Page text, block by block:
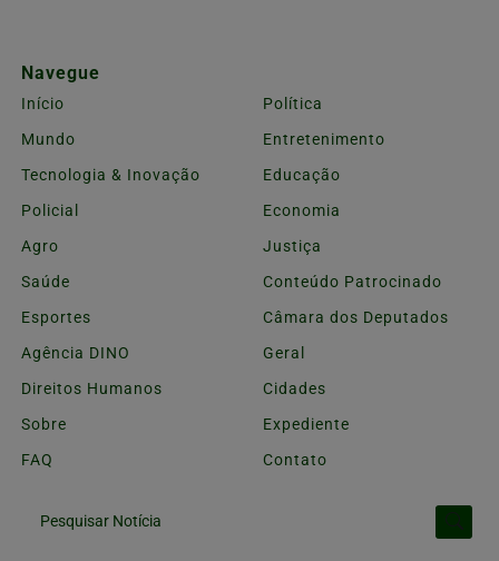
Navegue
Início
Política
Mundo
Entretenimento
Tecnologia & Inovação
Educação
Policial
Economia
Agro
Justiça
Saúde
Conteúdo Patrocinado
Esportes
Câmara dos Deputados
Agência DINO
Geral
Direitos Humanos
Cidades
Sobre
Expediente
FAQ
Contato
Pesquisar Notícia